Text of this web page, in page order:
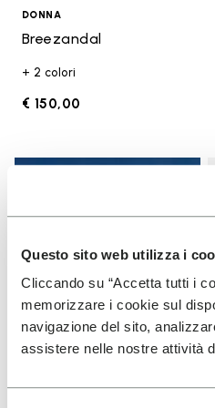
Questo sito web utilizza i
Cliccando su “Accetta tutti i
memorizzare i cookie sul
navigazione del sito,
assistere nelle nostre attività
DONNA
Breezandal
+ 2 colori
€ 150,00